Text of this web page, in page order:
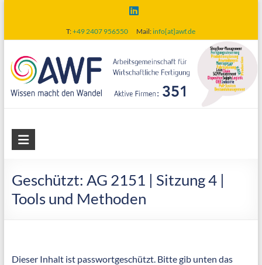
content
T:+49 2407 956550 Mail:info[at]awf.de
AWF
wirtschaftliche
Fertigung
Geschützt: AG 2151 | Sitzung 4 |
Tools und Methoden
Dieser Inhalt ist passwortgeschützt. Bitte gib unten das